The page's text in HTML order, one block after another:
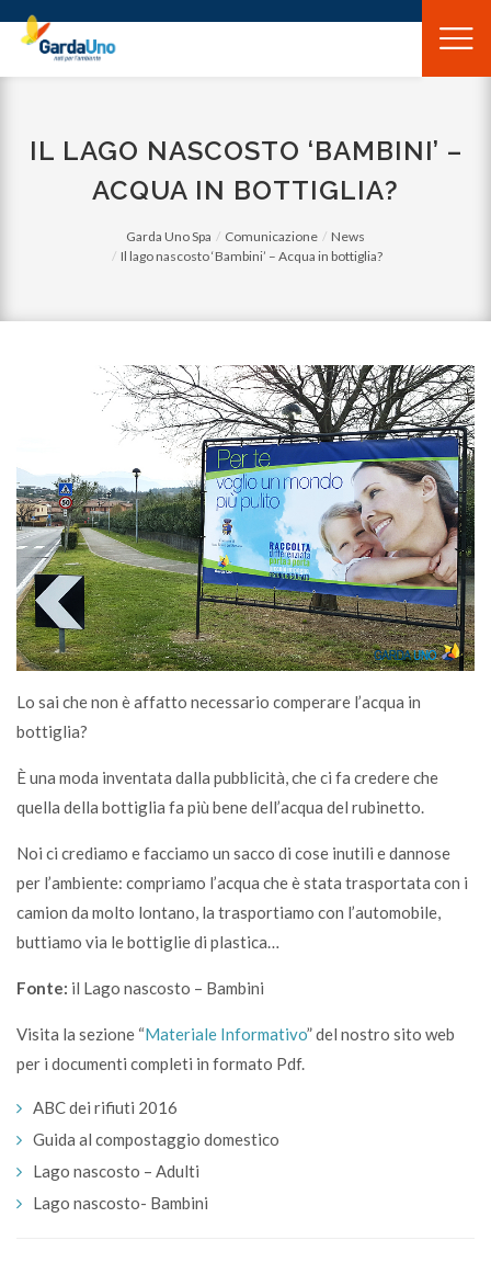
Gardauno
Spa
IL LAGO NASCOSTO ‘BAMBINI’ –
ACQUA IN BOTTIGLIA?
Garda Uno Spa Comunicazione
News
Il lago nascosto ‘Bambini’ – Acqua in bottiglia?
Lo sai che non è affatto necessario comperare l’acqua in
bottiglia?
È una moda inventata dalla pubblicità, che ci fa credere che
quella della bottiglia fa più bene dell’acqua del rubinetto.
Noi ci crediamo e facciamo un sacco di cose inutili e dannose
per l’ambiente: compriamo l’acqua che è stata trasportata con i
camion da molto lontano, la trasportiamo con l’automobile,
buttiamo via le bottiglie di plastica…
Fonte: il Lago nascosto – Bambini
Visita la sezione “Materiale Informativo” del nostro sito web
per i documenti completi in formato Pdf.
ABC dei rifiuti 2016
Guida al compostaggio domestico
Lago nascosto – Adulti
Lago nascosto- Bambini